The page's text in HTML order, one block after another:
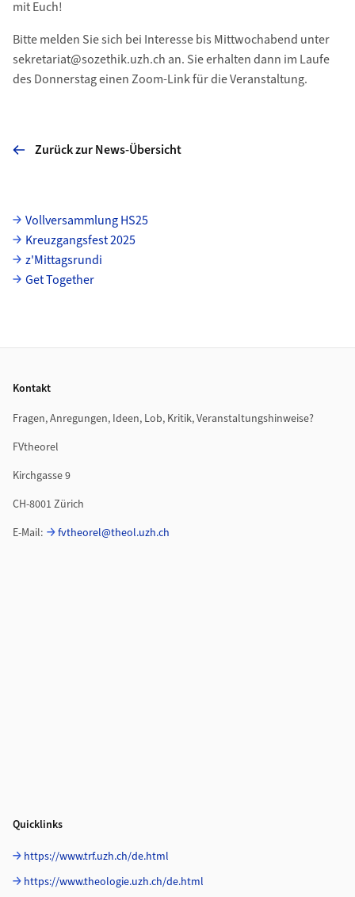
mit Euch!
Bitte melden Sie sich bei Interesse bis Mittwochabend unter
sekretariat@sozethik.uzh.ch an. Sie erhalten dann im Laufe
des Donnerstag einen Zoom-Link für die Veranstaltung.
Zurück zur News-Übersicht
Unterseiten
Vollversammlung HS25
Kreuzgangsfest 2025
z'Mittagsrundi
Get Together
Kontakt
Fragen, Anregungen, Ideen, Lob, Kritik, Veranstaltungshinweise?
FVtheorel
Kirchgasse 9
CH-8001 Zürich
E-Mail:
fvtheorel@theol.uzh.ch
Quicklinks
https://www.trf.uzh.ch/de.html
https://www.theologie.uzh.ch/de.html